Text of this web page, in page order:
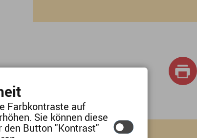
Farbkontraste auf
Sie können diese
den Button "Kontrast"